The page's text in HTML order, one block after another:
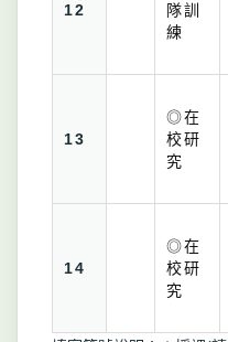
12
隊訓
練
13
◎在
校研
究
14
◎在
校研
究